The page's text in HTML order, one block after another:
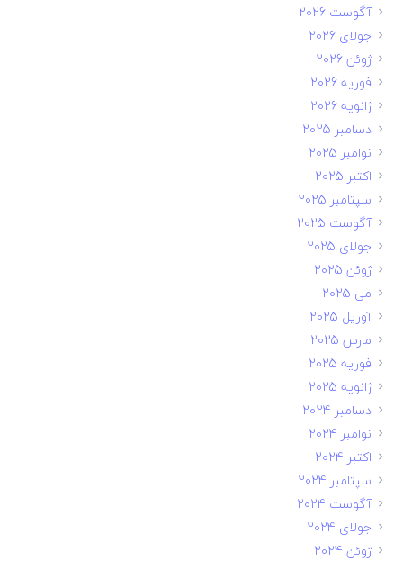
آگوست 2026
جولای 2026
ژوئن 2026
فوریه 2026
ژانویه 2026
دسامبر 2025
نوامبر 2025
اکتبر 2025
سپتامبر 2025
آگوست 2025
جولای 2025
ژوئن 2025
می 2025
آوریل 2025
مارس 2025
فوریه 2025
ژانویه 2025
دسامبر 2024
نوامبر 2024
اکتبر 2024
سپتامبر 2024
آگوست 2024
جولای 2024
ژوئن 2024